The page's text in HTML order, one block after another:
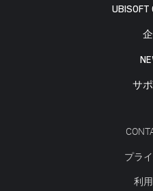
UBISOFT
サ
プラ
利